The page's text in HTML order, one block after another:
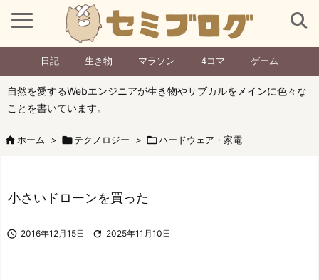
日記 生き物 マラソン 4コマ ゲーム
自然を愛するWebエンジニアが生き物やサブカルをメインに色々な
ことを書いています。
ホーム > テクノロジー > ハードウェア・家電
小さいドローンを買った
 2016年12月15日  2025年11月10日